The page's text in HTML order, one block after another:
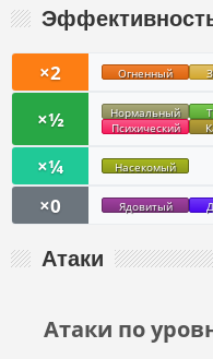
×2 Огненный
×½ Нормальный
Психический
×¼ Насекомый
×0 Ядовитый
Атаки
Атаки по